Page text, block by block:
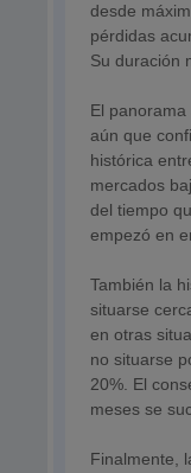
desde
pérdidas
Su duración
El
aún que
histórica
mercados
del tiempo
empezó en
También la
situarse
en otras
no situarse
20%. El
meses se
Finalmente,